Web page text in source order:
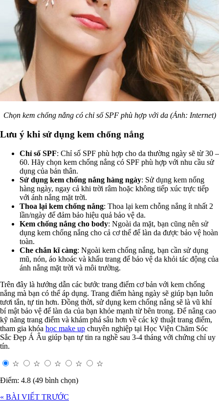
Chọn kem chống nắng có chỉ số SPF phù hợp với da (Ảnh: Internet)
Lưu ý khi sử dụng kem chống nắng
Chỉ số SPF: Chỉ số SPF phù hợp cho da thường ngày sẽ từ 30 –
60. Hãy chọn kem chống nắng có SPF phù hợp với nhu cầu sử
dụng của bản thân.
Sử dụng kem chống nắng hàng ngày: Sử dụng kem nống
hàng ngày, ngay cả khi trời râm hoặc không tiếp xúc trực tiếp
với ánh nắng mặt trời.
Thoa lại kem chống nắng: Thoa lại kem chỗng nắng ít nhất 2
lần/ngày để đảm bảo hiệu quả bảo vệ da.
Kem chống nắng cho body: Ngoài da mặt, bạn cũng nên sử
dụng kem chống nắng cho cả cơ thể để làn da được bảo vệ hoàn
toàn.
Che chắn kĩ càng: Ngoài kem chống nắng, bạn cần sử dụng
mũ, nón, áo khoác và khẩu trang để bảo vệ da khỏi tác động của
ánh nắng mặt trời và môi trường.
Trên đây là hướng dẫn các bước trang điểm cơ bản với kem chống
nắng mà bạn có thể áp dụng. Trang điểm hàng ngày sẽ giúp bạn luôn
tươi tắn, tự tin hơn. Đồng thời, sử dụng kem chống nắng sẽ là vũ khí
bí mật bảo vệ để làn da của bạn khỏe mạnh từ bên trong. Để nâng cao
kỹ năng trang điểm và khám phá sâu hơn về các kỹ thuật trang điểm,
tham gia khóa học make up chuyên nghiệp tại Học Viện Chăm Sóc
Sắc Đẹp Á Âu giúp bạn tự tin ra nghề sau 3-4 tháng với chứng chỉ uy
tín.
☆ ☆ ☆ ☆
☆
Điểm: 4.8 (49 bình chọn)
« BÀI VIẾT TRƯỚC